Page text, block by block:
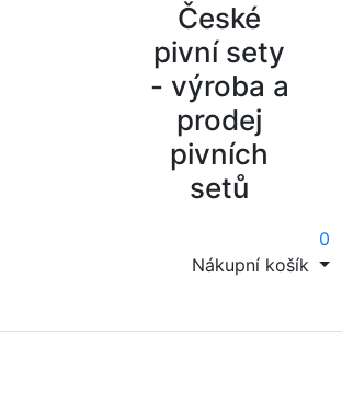
České
pivní sety
- výroba a
prodej
pivních
setů
0
Nákupní košík